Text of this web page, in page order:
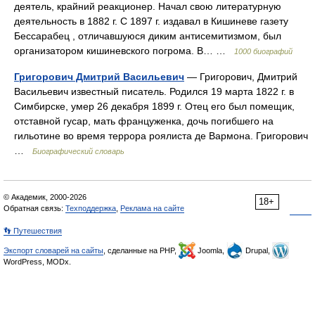
деятель, крайний реакционер. Начал свою литературную
деятельность в 1882 г. С 1897 г. издавал в Кишиневе газету
Бессарабец , отличавшуюся диким антисемитизмом, был
организатором кишиневского погрома. В… …
1000 биографий
Григорович Дмитрий Васильевич — Григорович, Дмитрий
Васильевич известный писатель. Родился 19 марта 1822 г. в
Симбирске, умер 26 декабря 1899 г. Отец его был помещик,
отставной гусар, мать француженка, дочь погибшего на
гильотине во время террора роялиста де Вармона. Григорович
Биографический словарь
18+
© Академик, 2000-2026
Обратная связь: Техподдержка Реклама на сайте
👣 Путешествия
Экспорт словарей на сайты , сделанные на PHP, Joomla,
Drupal,
WordPress, MODx.